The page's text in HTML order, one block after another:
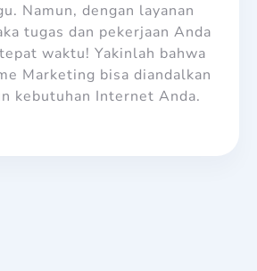
Namun, dengan layanan
tugas dan pekerjaan Anda
waktu! Yakinlah bahwa
Marketing bisa diandalkan
kebutuhan Internet Anda.